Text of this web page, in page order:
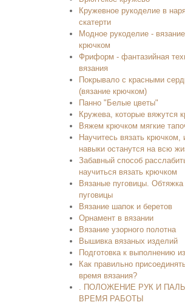
Кружевное рукоделие в
скатерти
Модное рукоделие - вязание
крючком
Фриформ - фантазийная
вязания
Покрывало с красными
(вязание крючком)
Панно "Белые цветы"
Кружева, которые вяжутся
Вяжем крючком мягкие
Научитесь вязать крючком,
навыки останутся на всю
Забавный способ
научиться вязать крючком
Вязаные пуговицы.
пуговицы
Вязание шапок и беретов
Орнамент в вязании
Вязание узорного полотна
Вышивка вязаных изделий
Подготовка к выполнению
Как правильно
время вязания?
. ПОЛОЖЕНИЕ РУК И
ВРЕМЯ РАБОТЫ